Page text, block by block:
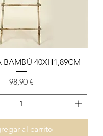
BAMBÚ 40XH1,89CM
Precio
98,90 €
al carrito